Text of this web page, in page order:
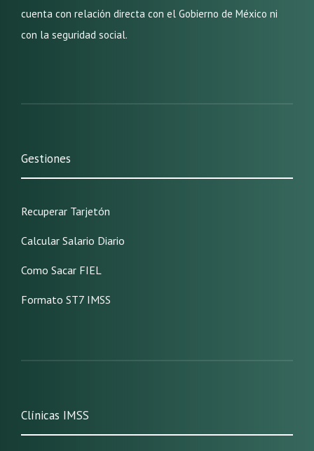
cuenta con relación directa con el Gobierno de México ni
con la seguridad social.
Gestiones
Recuperar Tarjetón
Calcular Salario Diario
Como Sacar FIEL
Formato ST7 IMSS
Clínicas IMSS